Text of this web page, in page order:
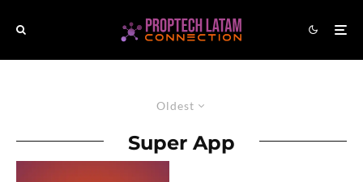
Oldest
Super App